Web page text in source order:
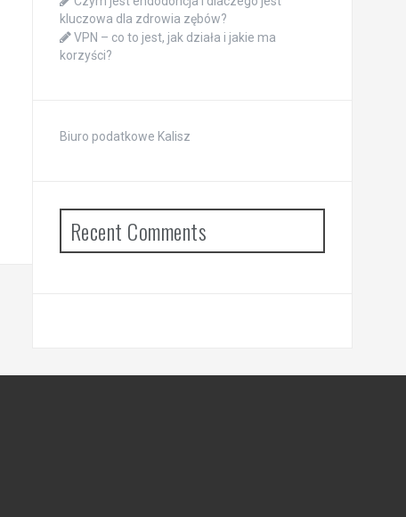
kluczowa dla zdrowia zębów?
VPN – co to jest, jak działa i jakie ma
korzyści?
Biuro podatkowe Kalisz
Recent Comments